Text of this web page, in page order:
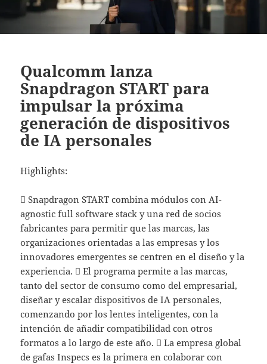
Qualcomm lanza
Snapdragon START para
impulsar la próxima
generación de dispositivos
de IA personales
Highlights:
 Snapdragon START combina módulos con AI-
agnostic full software stack y una red de socios
fabricantes para permitir que las marcas, las
organizaciones orientadas a las empresas y los
innovadores emergentes se centren en el diseño y la
experiencia.  El programa permite a las marcas,
tanto del sector de consumo como del empresarial,
diseñar y escalar dispositivos de IA personales,
comenzando por los lentes inteligentes, con la
intención de añadir compatibilidad con otros
formatos a lo largo de este año.  La empresa global
de gafas Inspecs es la primera en colaborar con